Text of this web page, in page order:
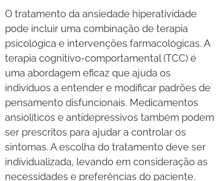
O tratamento da ansiedade hiperatividade
pode incluir uma combinação de terapia
psicológica e intervenções farmacológicas. A
terapia cognitivo-comportamental (TCC) é
uma abordagem eficaz que ajuda os
indivíduos a entender e modificar padrões de
pensamento disfuncionais. Medicamentos
ansiolíticos e antidepressivos também podem
ser prescritos para ajudar a controlar os
sintomas. A escolha do tratamento deve ser
individualizada, levando em consideração as
necessidades e preferências do paciente.